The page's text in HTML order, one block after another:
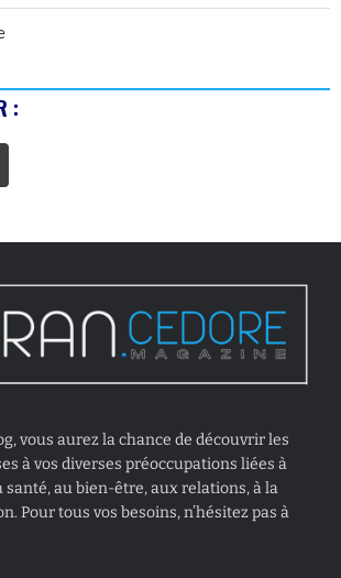
:
vous aurez la chance de découvrir les
à vos diverses préoccupations liées à
santé, au bien-être, aux relations, à la
Pour tous vos besoins, n’hésitez pas à